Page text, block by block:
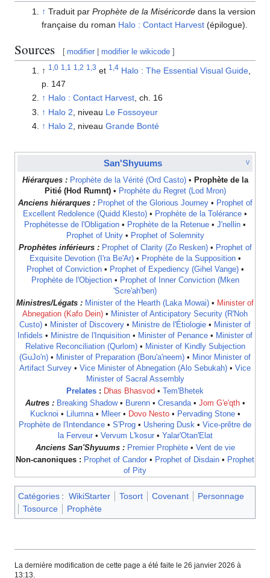
↑ Traduit par Prophète de la Miséricordedans la version
française du roman Halo : Contact Harvest(épilogue).
Sources [ modifier |modifier le wikicode ]
↑ 1,0 1,1 1,2 1,3 et 1,4 Halo : The Essential Visual Guide,
p. 147
↑ Halo : Contact Harvest, ch. 16
↑ Halo 2 , niveau Le Fossoyeur
↑ Halo 2, niveau Grande Bonté
V
San'Shyuums
Hiérarques : Prophète de la Vérité (Ord Casto)• Prophète de la
Pitié (Hod Rumnt)• Prophète du Regret (Lod Mron)
Anciens hiérarques : Prophet of the Glorious Journey• Prophet of
Excellent Redolence (Quidd Klesto) • Prophète de la Tolérance •
Prophétesse de l'Obligation • Prophète de la Retenue • J'nellin •
Prophet of Unity• Prophet of Solemnity
Prophètes inférieurs : Prophet of Clarity (Zo Resken)• Prophet of
Exquisite Devotion (I'ra Be'Ar)• Prophète de la Supposition•
Prophet of Conviction• Prophet of Expediency (Gihel Vange)•
Prophète de l'Objection• Prophet of Inner Conviction (Mken
'Scre'ah'ben)
Ministres/Légats : Minister of the Hearth (Laka Mowai) • Minister of
Abnegation (Kafo Dein) • Minister of Anticipatory Security (R'Noh
Custo) • Minister of Discovery • Ministre de l'Étiologie • Minister of
Infidels • Ministre de l'Inquisition • Minister of Penance • Minister of
Relative Reconciliation (Qurlom)• Minister of Kindly Subjection
(GuJo'n) • Minister of Preparation (Boru'a'neem) • Minor Minister of
Artifact Survey • Vice Minister of Abnegation (Alo Sebukah) • Vice
Minister of Sacral Assembly
Prelates : Dhas Bhasvod •
Tem'Bhetek
Autres : Breaking Shadow• Burenn• Cresanda• Jom G'e'qth•
Kucknoi • Lilumna• Mleer• Dovo Nesto• Pervading Stone•
Prophète de l'Intendance • S'Prog • Ushering Dusk • Vice-prêtre de
la Ferveur• Vervum L'kosur• Yalar'Otan'Elat
Anciens San'Shyuums : Premier Prophète• Vent de vie
Non-canoniques : Prophet of Candor • Prophet of Disdain • Prophet
of Pity
Catégories : WikiStarter Tosort Covenant
Personnage
Tosource
Prophète
La dernière modification de cette page a été faite le 26 janvier 2026 à
13:13.